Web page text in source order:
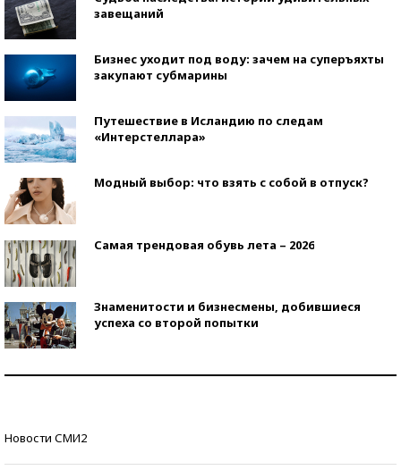
завещаний
Бизнес уходит под воду: зачем на суперъяхты
закупают субмарины
Путешествие в Исландию по следам
«Интерстеллара»
Модный выбор: что взять с собой в отпуск?
Самая трендовая обувь лета – 2026
Знаменитости и бизнесмены, добившиеся
успеха со второй попытки
Новости СМИ2